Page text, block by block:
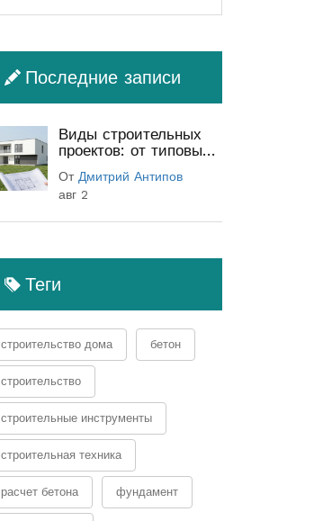
Последние записи
Виды строительных
проектов: от типовых
(полный гид)
От Дмитрий Антипов
авг 2
Теги
строительство дома бетон
строительство
строительные инструменты
строительная техника
расчет бетона фундамент